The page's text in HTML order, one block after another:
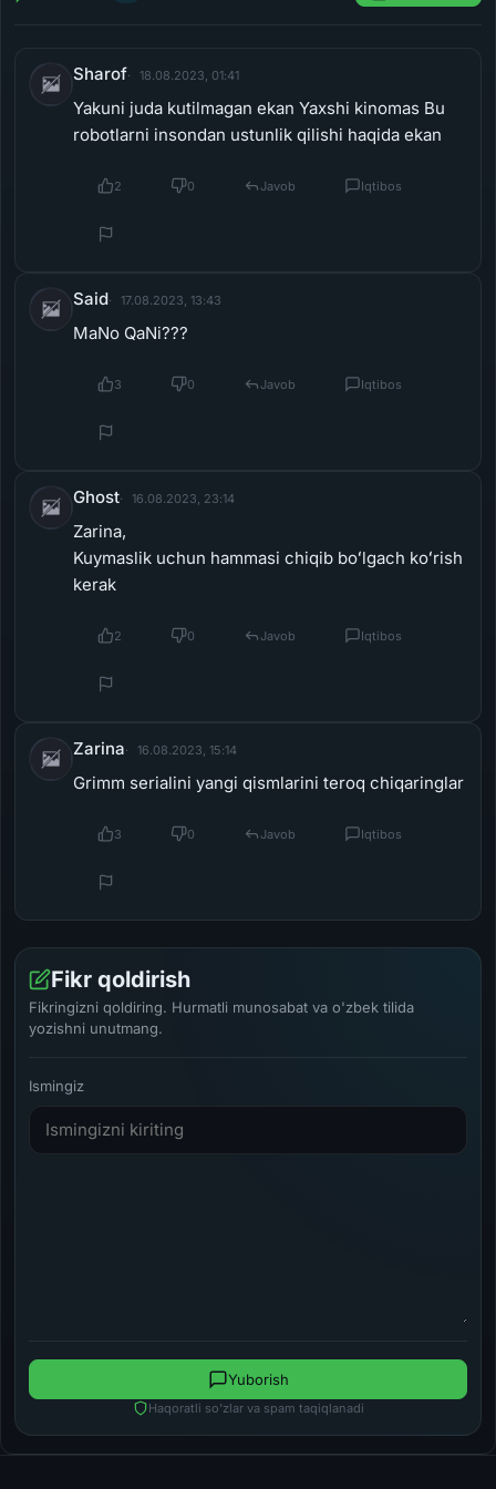
Sharof 18.08.2023, 01:41
Yakuni juda kutilmagan ekan Yaxshi kinomas Bu
robotlarni insondan ustunlik qilishi haqida ekan
2 0 Javob Iqtibos
Said 17.08.2023, 13:43
MaNo QaNi???
3 0 Javob Iqtibos
Ghost 16.08.2023, 23:14
Zarina,
Kuymaslik uchun hammasi chiqib boʻlgach koʻrish
kerak
2 0 Javob Iqtibos
Zarina 16.08.2023, 15:14
Grimm serialini yangi qismlarini teroq chiqaringlar
3 0 Javob Iqtibos
Fikr qoldirish
Fikringizni qoldiring. Hurmatli munosabat va o'zbek tilida
yozishni unutmang.
Ismingiz
Haqoratli so'zlar va spam taqiqlanadi
Yuborish